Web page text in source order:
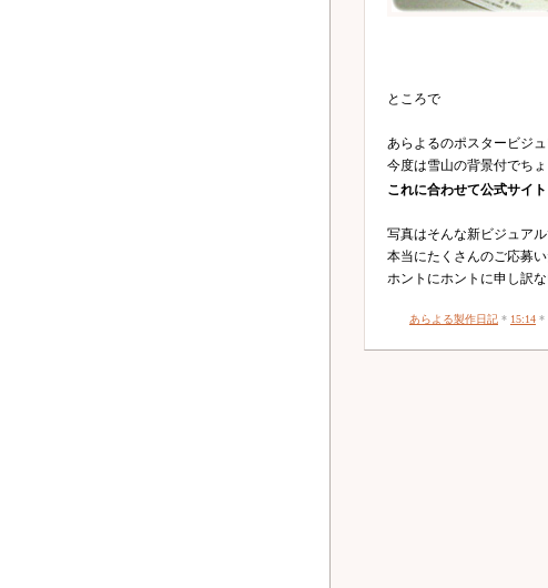
ところで
あらよるのポスタービジ
今度は雪山の背景付でち
これに合わせて公式サイ
写真はそんな新ビジュア
本当にたくさんのご応募
ホントにホントに申し訳な
あらよる製作日記 * 15:14 *